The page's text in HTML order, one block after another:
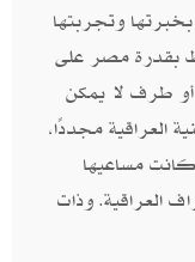
وتجربتها
بقدرة مصر على
طرف لا يمكن
العراقية مجددًا،
ذلك في عام 2005، وكانت مساعيها
العراقية. وذات